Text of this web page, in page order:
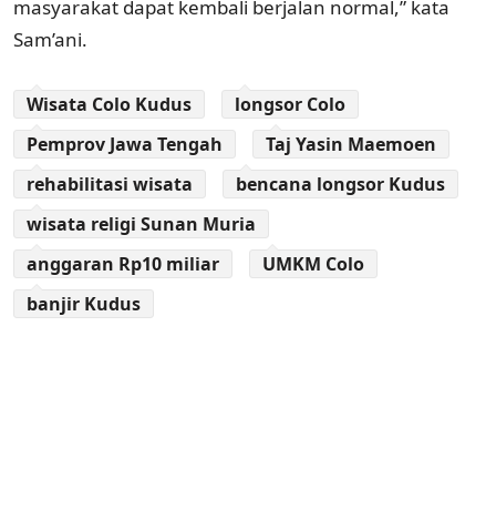
masyarakat dapat kembali berjalan normal,” kata
Sam’ani.
Wisata Colo Kudus
longsor Colo
Pemprov Jawa Tengah
Taj Yasin Maemoen
rehabilitasi wisata
bencana longsor Kudus
wisata religi Sunan Muria
anggaran Rp10 miliar
UMKM Colo
banjir Kudus